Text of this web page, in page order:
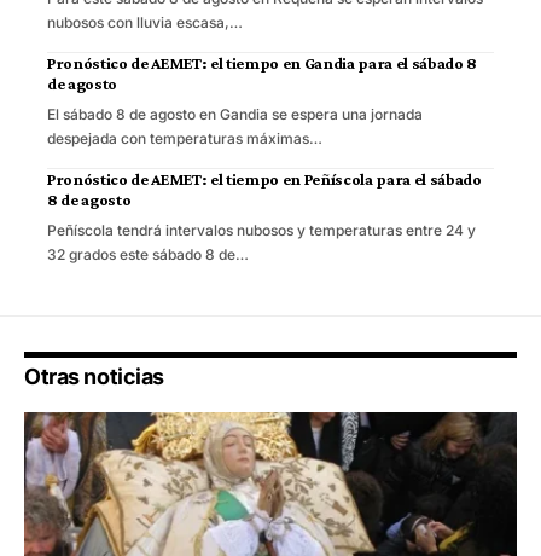
nubosos con lluvia escasa,…
Pronóstico de AEMET: el tiempo en Gandia para el sábado 8
de agosto
El sábado 8 de agosto en Gandia se espera una jornada
despejada con temperaturas máximas…
Pronóstico de AEMET: el tiempo en Peñíscola para el sábado
8 de agosto
Peñíscola tendrá intervalos nubosos y temperaturas entre 24 y
32 grados este sábado 8 de…
Otras noticias